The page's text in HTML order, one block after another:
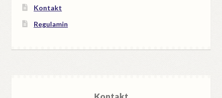
Kontakt
Regulamin